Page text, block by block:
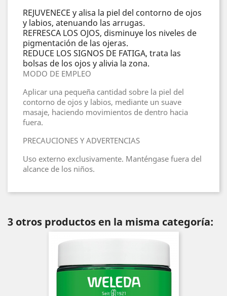
REJUVENECE y alisa la piel del contorno de ojos
y labios, atenuando las arrugas.
REFRESCA LOS OJOS, disminuye los niveles de
pigmentación de las ojeras.
REDUCE LOS SIGNOS DE FATIGA, trata las
bolsas de los ojos y alivia la zona.
MODO DE EMPLEO
Aplicar una pequeña cantidad sobre la piel del
contorno de ojos y labios, mediante un suave
masaje, haciendo movimientos de dentro hacia
fuera.
PRECAUCIONES Y ADVERTENCIAS
Uso externo exclusivamente. Manténgase fuera del
alcance de los niños.
3 otros productos en la misma categoría: